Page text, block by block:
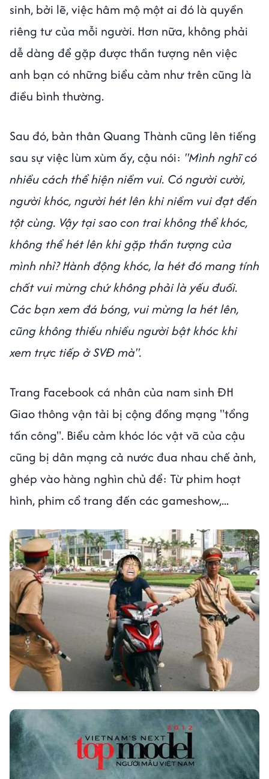
sinh, bởi lẽ, việc hâm mộ một ai đó là quyền
riêng tư của mỗi người. Hơn nữa, không phải
dễ dàng để gặp được thần tượng nên việc
anh bạn có những biểu cảm như trên cũng là
điều bình thường.
Sau đó, bản thân Quang Thành cũng lên tiếng
sau sự việc lùm xùm ấy, cậu nói: "Mình nghĩ có
nhiều cách thể hiện niềm vui. Có người cười,
người khóc, người hét lên khi niềm vui đạt đến
tột cùng. Vậy tại sao con trai không thể khóc,
không thể hét lên khi gặp thần tượng của
mình nhỉ? Hành động khóc, la hét đó mang tính
chất vui mừng chứ không phải là yếu đuối.
Các bạn xem đá bóng, vui mừng la hét lên,
cũng không thiếu nhiều người bật khóc khi
xem trực tiếp ở SVĐ mà".
Trang Facebook cá nhân của nam sinh ĐH
Giao thông vận tải bị cộng đồng mạng "tổng
tấn công". Biểu cảm khóc lóc vật vã của cậu
cũng bị dân mạng cả nước đua nhau chế ảnh,
ghép vào hàng nghìn chủ để: Từ phim hoạt
hình, phim cổ trang đến các gameshow,...